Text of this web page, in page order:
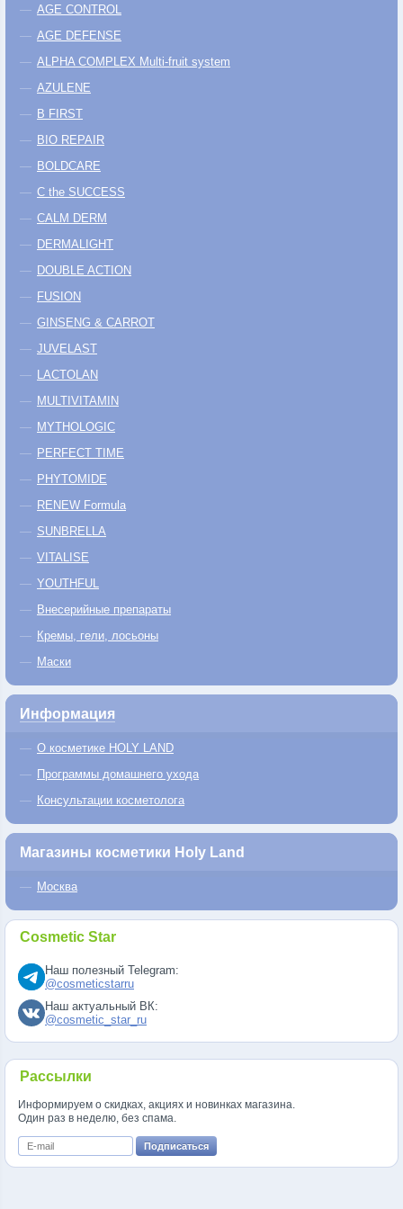
AGE CONTROL
AGE DEFENSE
ALPHA COMPLEX Multi-fruit system
AZULENE
B FIRST
BIO REPAIR
BOLDCARE
C the SUCCESS
CALM DERM
DERMALIGHT
DOUBLE ACTION
FUSION
GINSENG & CARROT
JUVELAST
LACTOLAN
MULTIVITAMIN
MYTHOLOGIC
PERFECT TIME
PHYTOMIDE
RENEW Formula
SUNBRELLA
VITALISE
YOUTHFUL
Внесерийные препараты
Кремы, гели, лосьоны
Маски
Информация
О косметике HOLY LAND
Программы домашнего ухода
Консультации косметолога
Магазины косметики Holy Land
Москва
Cosmetic Star
Наш полезный Telegram:
@cosmeticstarru
Наш актуальный ВК:
@cosmetic_star_ru
Рассылки
Информируем о скидках, акциях и новинках магазина.
Один раз в неделю, без спама.